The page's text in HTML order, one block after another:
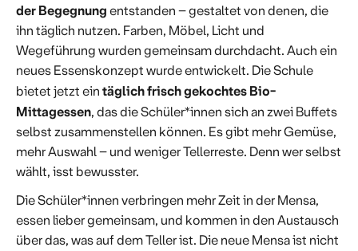
der Begegnung entstanden – gestaltet von denen, die
ihn täglich nutzen. Farben, Möbel, Licht und
Wegeführung wurden gemeinsam durchdacht. Auch ein
neues Essenskonzept wurde entwickelt. Die Schule
bietet jetzt ein täglich frisch gekochtes Bio-
Mittagessen, das die Schüler*innen sich an zwei Buffets
selbst zusammenstellen können. Es gibt mehr Gemüse,
mehr Auswahl – und weniger Tellerreste. Denn wer selbst
wählt, isst bewusster.
Die Schüler*innen verbringen mehr Zeit in der Mensa,
essen lieber gemeinsam, und kommen in den Austausch
über das, was auf dem Teller ist. Die neue Mensa ist nicht